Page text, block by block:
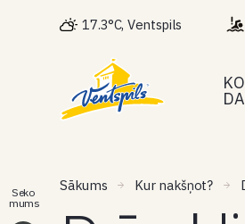
17.3°C, Ventspils
KO
Sākums Kur nakšņot?
Seko
mums